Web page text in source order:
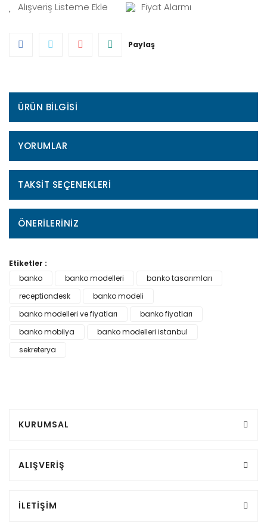
Fiyat Alarmı
Paylaş
ÜRÜN BILGISI
YORUMLAR
TAKSIT SEÇENEKLERI
ÖNERILERINIZ
Etiketler :
banko
banko modelleri
banko tasarımları
receptiondesk
banko modeli
banko modelleri ve fiyatları
banko fiyatları
banko mobilya
banko modelleri istanbul
sekreterya
KURUMSAL
ALIŞVERİŞ
İLETİŞİM